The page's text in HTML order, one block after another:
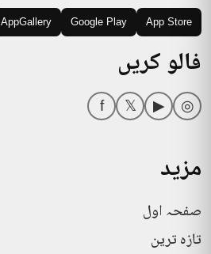
App Store
Google Play
AppGallery
فالو کریں
◎
▶
𝕏
f
مزید
صفحہ اول
تازہ ترین